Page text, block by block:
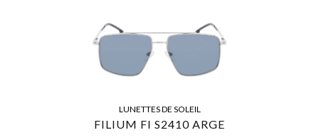
LUNETTES DE SOLEIL
FILIUM FI S2410 ARGE